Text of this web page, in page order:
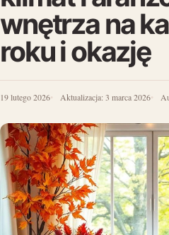
wnętrza na
roku i okazję
19 lutego 2026 Aktualizacja: 3 marca 2026